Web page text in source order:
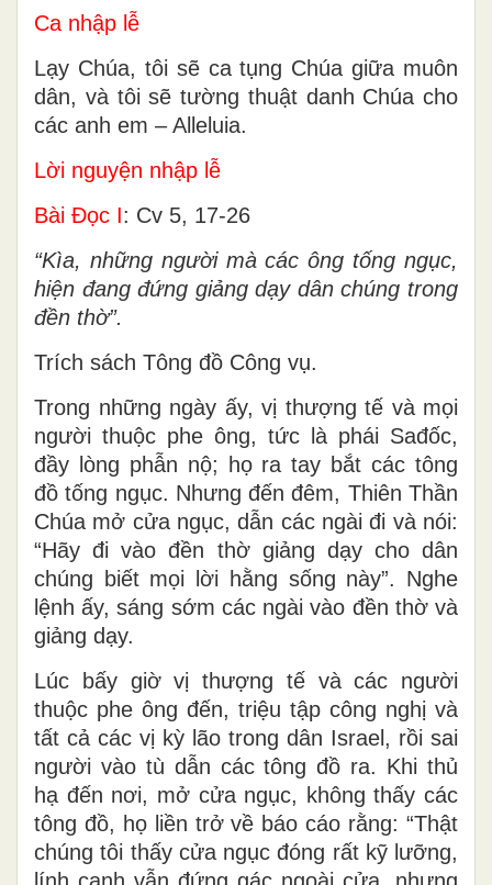
Ca nhập lễ
Lạy Chúa, tôi sẽ ca tụng Chúa giữa muôn
dân, và tôi sẽ tường thuật danh Chúa cho
các anh em – Alleluia.
Lời nguyện nhập lễ
Bài Ðọc I: Cv 5, 17-26
“Kìa, những người mà các ông tống ngục,
hiện đang đứng giảng dạy dân chúng trong
đền thờ”.
Trích sách Tông đồ Công vụ.
Trong những ngày ấy, vị thượng tế và mọi
người thuộc phe ông, tức là phái Sađốc,
đầy lòng phẫn nộ; họ ra tay bắt các tông
đồ tống ngục. Nhưng đến đêm, Thiên Thần
Chúa mở cửa ngục, dẫn các ngài đi và nói:
“Hãy đi vào đền thờ giảng dạy cho dân
chúng biết mọi lời hằng sống này”. Nghe
lệnh ấy, sáng sớm các ngài vào đền thờ và
giảng dạy.
Lúc bấy giờ vị thượng tế và các người
thuộc phe ông đến, triệu tập công nghị và
tất cả các vị kỳ lão trong dân Israel, rồi sai
người vào tù dẫn các tông đồ ra. Khi thủ
hạ đến nơi, mở cửa ngục, không thấy các
tông đồ, họ liền trở về báo cáo rằng: “Thật
chúng tôi thấy cửa ngục đóng rất kỹ lưỡng,
lính canh vẫn đứng gác ngoài cửa, nhưng